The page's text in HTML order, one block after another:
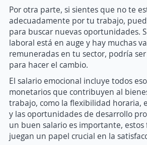
Por otra parte, si sientes que no te
adecuadamente por tu trabajo,
para buscar nuevas oportunidades.
laboral está en auge y hay muchas
remuneradas en tu sector, podría
para hacer el cambio.
El salario emocional incluye todos
monetarios que contribuyen al
trabajo, como la flexibilidad horaria,
y las oportunidades de desarrollo
un buen salario es importante,
juegan un papel crucial en la